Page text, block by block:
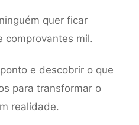
quer ficar
comprovantes mil.
e descobrir o que
para transformar o
realidade.